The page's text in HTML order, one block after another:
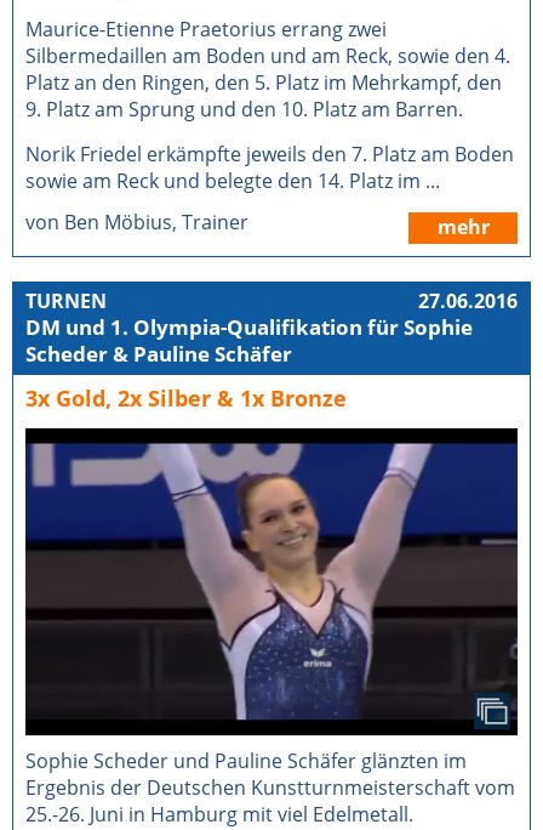
Maurice-Etienne Praetorius errang zwei
Silbermedaillen am Boden und am Reck, sowie den 4.
Platz an den Ringen, den 5. Platz im Mehrkampf, den
9. Platz am Sprung und den 10. Platz am Barren.
Norik Friedel erkämpfte jeweils den 7. Platz am Boden
sowie am Reck und belegte den 14. Platz im ...
mehr
von Ben Möbius, Trainer
27.06.2016
TURNEN
DM und 1. Olympia-Qualifikation für Sophie
Scheder & Pauline Schäfer
3x Gold, 2x Silber & 1x Bronze
Sophie Scheder und Pauline Schäfer glänzten im
Ergebnis der Deutschen Kunstturnmeisterschaft vom
25.-26. Juni in Hamburg mit viel Edelmetall.